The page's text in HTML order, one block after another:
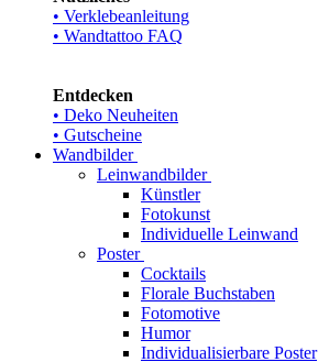
• Verklebeanleitung
• Wandtattoo FAQ
Entdecken
• Deko Neuheiten
• Gutscheine
Wandbilder
Leinwandbilder
Künstler
Fotokunst
Individuelle Leinwand
Poster
Cocktails
Florale Buchstaben
Fotomotive
Humor
Individualisierbare Poster